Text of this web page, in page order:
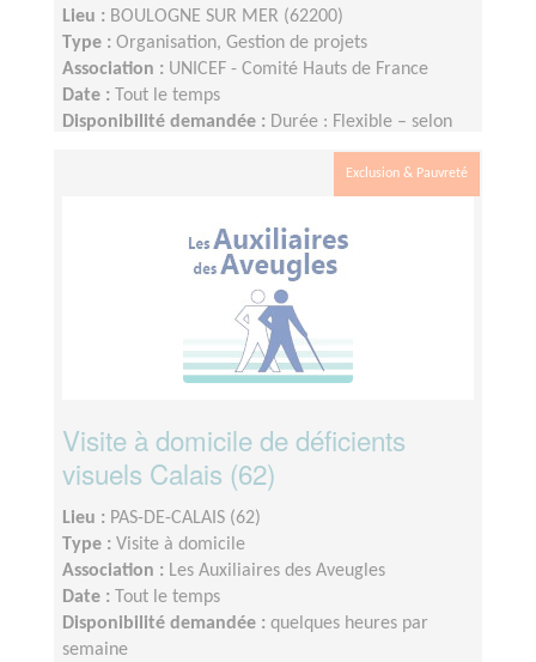
Lieu : BOULOGNE SUR MER (62200)
Type : Organisation, Gestion de projets
Association : UNICEF - Comité Hauts de France
Date :
Tout le temps
Disponibilité demandée : Durée : Flexible – selon
disponibilité, environ 2 à 4 heures par semaine
Exclusion & Pauvreté
Visite à domicile de déficients
visuels Calais (62)
Lieu : PAS-DE-CALAIS (62)
Type : Visite à domicile
Association : Les Auxiliaires des Aveugles
Date :
Tout le temps
Disponibilité demandée : quelques heures par
semaine